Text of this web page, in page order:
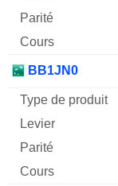
BB1JN0